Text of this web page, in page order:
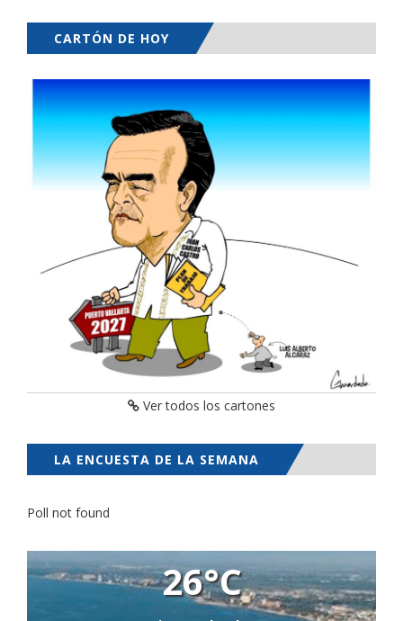
CARTÓN DE HOY
Ver todos los cartones
LA ENCUESTA DE LA SEMANA
Poll not found
26°C